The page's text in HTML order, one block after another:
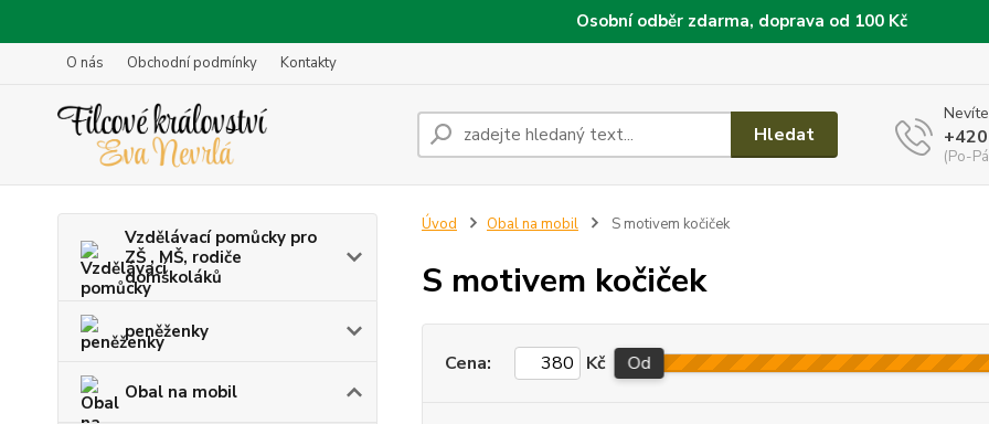
Osobní odběr zdarma, doprava od 100 Kč
O nás Obchodní podmínky Kontakty
Hledat
(Po-
Vzdělávací pomůcky pro
ZŠ , MŠ, rodiče
domškoláků
peněženky
Obal na mobil
Úvod Obal na mobil S motivem kočiček
S motivem kočiček
Cena: Kč Od